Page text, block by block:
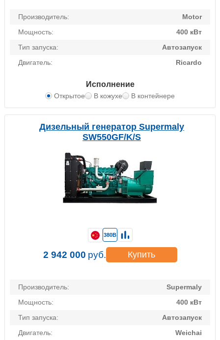
Производитель:
Motor
Мощность:
400 кВт
Тип запуска:
Автозапуск
Двигатель:
Ricardo
Исполнение
Открытое В кожухе В контейнере
Дизельный генератор Supermaly
SW550GF/K/S
Производитель:
Supermaly
Мощность:
400 кВт
Тип запуска:
Автозапуск
Двигатель:
Weichai
380В
2 942 000 руб. Купить